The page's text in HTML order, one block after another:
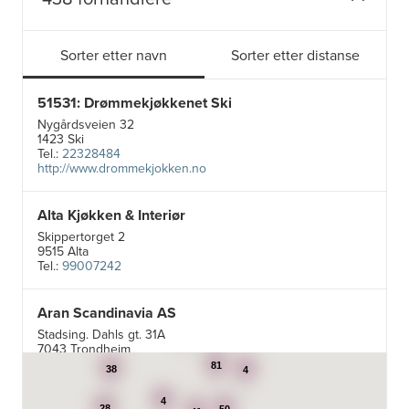
Sorter etter navn Sorter etter distanse
51531: Drømmekjøkkenet Ski
Nygårdsveien 32
1423 Ski
Tel.:22328484
http://www.drommekjokken.no
Alta Kjøkken & Interiør
Skippertorget 2
9515 Alta
Tel.:99007242
Aran Scandinavia AS
Stadsing. Dahls gt. 31A
7043 Trondheim
92616060 81
38
4
4